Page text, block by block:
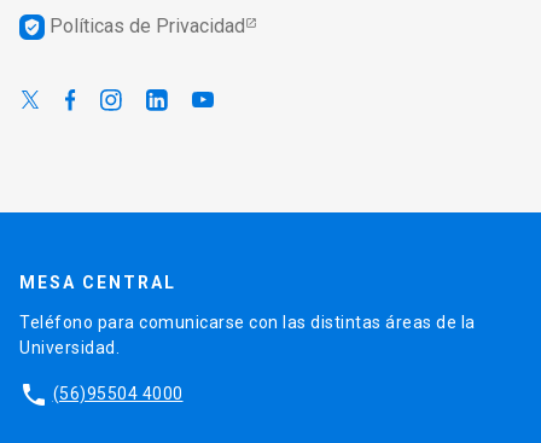
verified_user Políticas de Privacidad
MESA CENTRAL
Teléfono para comunicarse con las distintas áreas de la
Universidad.
phone (56)95504 4000